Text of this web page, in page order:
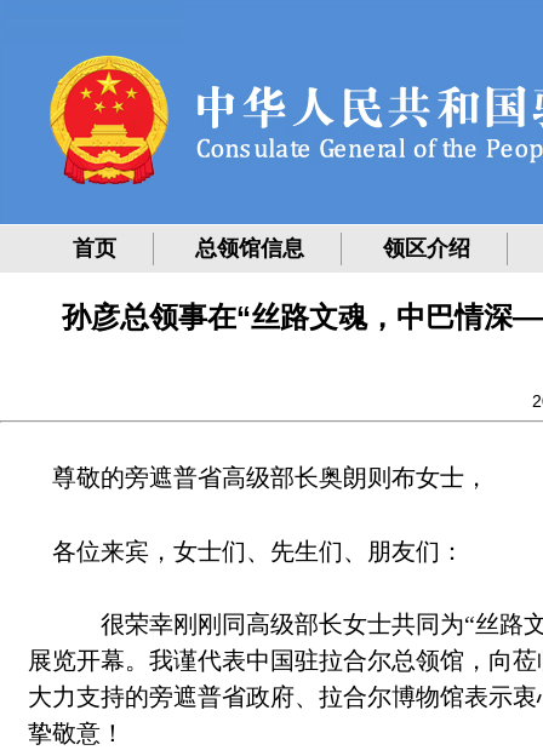
首页 总领馆信息 领区介绍
孙彦总领事在“丝路文魂，中巴情深
尊敬的旁遮普省高级部长奥朗则布女士，
各位来宾，女士们、先生们、朋友们：
很荣幸刚刚同高级部长女士共同为“丝路
展览开幕。我谨代表中国驻拉合尔总领馆，向
大力支持的旁遮普省政府、拉合尔博物馆表示
挚敬意！